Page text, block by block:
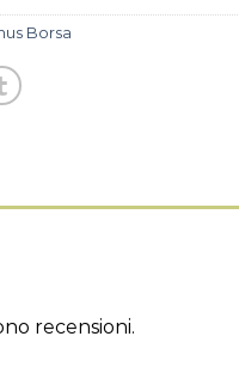
Borsa
recensioni.